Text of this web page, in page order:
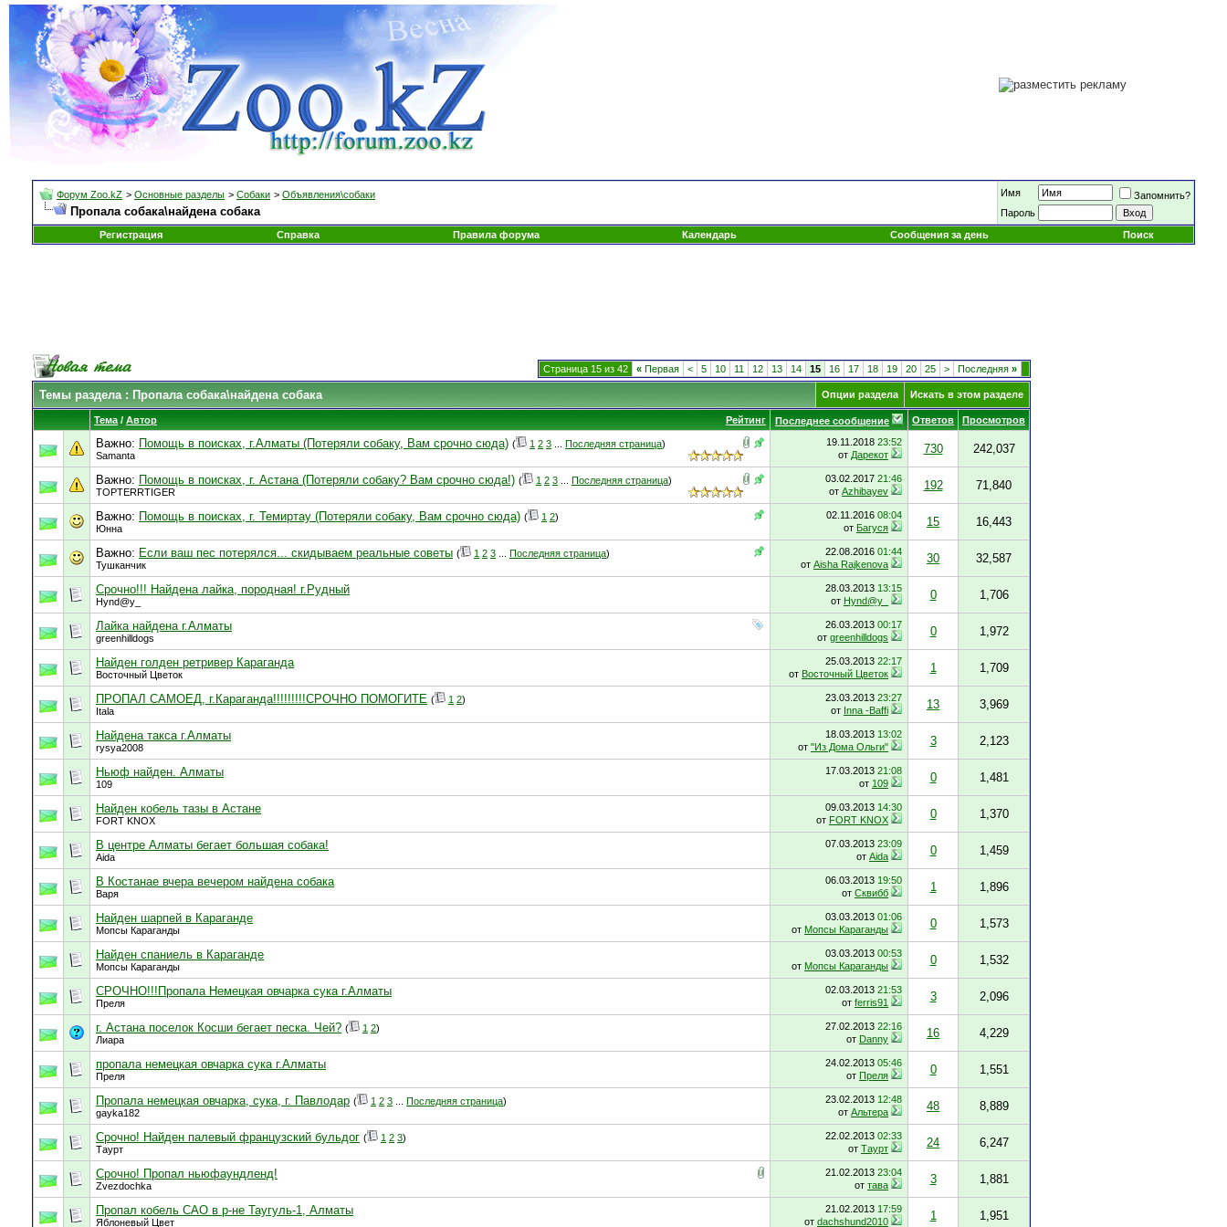
Форум Zoo.kZ > Основные разделы > Собаки > Объявления\собаки
Пропала собака\найдена собака
Имя
Запомнить?
Пароль
Регистрация
Справка Правила форума Календарь Сообщения за день Поиск
Страница 15 из 42 « Первая < 5 10 11 12 13 14 15 16 17 18 19 20 25 > Последняя »
Темы раздела: Пропала собака\найдена собака Опции раздела Искать в этом разделе
Рейтинг
Тема / Автор Последнее сообщение Ответов Просмотров
Важно: Помощь в поисках, г.Алматы (Потеряли собаку, Вам срочно сюда) ( 1 2 3 Последняя страница)
Samanta
19.11.2018 23:52
от Дарекот 730 242,037
Важно: Помощь в поисках, г. Астана (Потеряли собаку? Вам срочно сюда!) ( 1 2 3 Последняя страница)
TOPTERRTIGER
03.02.2017 21:46
от Azhibayev 192 71,840
Важно: Помощь в поисках, г. Темиртау (Потеряли собаку, Вам срочно сюда) ( 1 2)
Юнна
02.11.2016 08:04
от Багуся 15 16,443
Важно: Если ваш пес потерялся... скидываем реальные советы ( 1 2 3 Последняя страница)
Тушканчик
22.08.2016 01:44
от Aisha Rajkenova 30 32,587
Срочно!!! Найдена лайка, породная! г.Рудный
Hynd@y_
28.03.2013 13:15
от Hynd@y_ 0 1,706
Лайка найдена г.Алматы
greenhilldogs
26.03.2013 00:17
от greenhilldogs 0 1,972
Найден голден ретривер Караганда
Восточный Цветок
25.03.2013 22:17
от Восточный Цветок 1 1,709
ПРОПАЛ САМОЕД, г.Караганда!!!!!!!!!СРОЧНО ПОМОГИТЕ ( 1 2)
Itala
23.03.2013 23:27
от Inna -Baffi 13 3,969
Найдена такса г.Алматы
rysya2008
18.03.2013 13:02
от "Из Дома Ольги" 3 2,123
Ньюф найден. Алматы
109
17.03.2013 21:08
от 109 0 1,481
Найден кобель тазы в Астане
FORT KNOX
09.03.2013 14:30
от FORT KNOX 0 1,370
В центре Алматы бегает большая собака!
Aida
07.03.2013 23:09
от Aida 0 1,459
В Костанае вчера вечером найдена собака
Варя
06.03.2013 19:50
от Сквибб 1 1,896
Найден шарпей в Караганде
Мопсы Караганды
03.03.2013 01:06
от Мопсы Караганды 0 1,573
Найден спаниель в Караганде
Мопсы Караганды
03.03.2013 00:53
от Мопсы Караганды 0 1,532
СРОЧНО!!!Пропала Немецкая овчарка сука г.Алматы
Преля
02.03.2013 21:53
от ferris91 3 2,096
г. Астана поселок Косши бегает песка. Чей? ( 1 2)
Лиара
27.02.2013 22:16
от Danny 16 4,229
пропала немецкая овчарка сука г.Алматы
Преля
24.02.2013 05:46
от Преля 0 1,551
Пропала немецкая овчарка, сука, г. Павлодар ( 1 2 3 Последняя страница)
gayka182
23.02.2013 12:48
от Альтера 48 8,889
Срочно! Найден палевый французский бульдог ( 1 2 3)
Таурт
22.02.2013 02:33
от Таурт 24 6,247
Срочно! Пропал ньюфаундленд!
Zvezdochka
21.02.2013 23:04
от тава 3 1,881
Пропал кобель САО в р-не Таугуль-1, Алматы
Яблоневый Цвет
21.02.2013 17:59
от dachshund2010 1 1,951